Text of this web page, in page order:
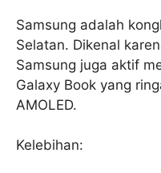
Samsung adalah
Selatan. Dikenal
Samsung juga aktif
Galaxy Book yang
AMOLED.
Kelebihan: